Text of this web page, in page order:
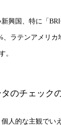
興国、特に「
、ラテンアメリ
。
のチェック
人的な主観でい